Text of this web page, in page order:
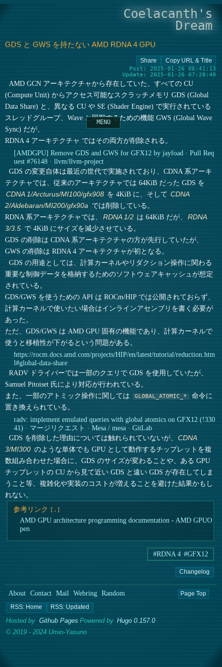
Coelacanth's
Dream
GDS と GWS を持たない AMD RDNA 4 GPU
Post: 2025-01-26 06:41:13
Update: 2025-01-26 07:28:40
AMD GCN アーキテクチャから存在していた、すべての CU
(Compute Unit) からアクセス可能なスクラッチメモリ GDS (Global
Data Share) と、異なる CU や SE (Shader Engine) で実行されている
スレッドグループ、Wave と同期するための機能 GWS (Global Wave
Sync) だが、
RDNA 4 アーキテクチャ ではその両方が削除される。
[AMDGPU] Remove GDS and GWS for GFX12 by jayfoad · Pull Req
uest #76148 · llvm/llvm-project
GDS の変更自体は最近の世代で実施されており、CDNA 系アーキ
テクチャでは、従来のアーキテクチャでは 64KiB だった GDS を
CDNA 1/Arcturus/MI100/gfx908 を 4KiB に、そして CDNA
2/Aldebaran/MI200/gfx90a では削除している。
RDNA 系アーキテクチャでは、
RDNA 1/2 は 64KiB だが、
RDNA
3/3.5 で 4KiB にサイズを減少させている。
GDS の削除は CDNA 系アーキテクチャの方が先行していたが、
GWS の削除は RDNA 4 アーキテクチャが初となる。
GDS の用途としては、計算カーネルやリダクション操作に関わる
重要な制御データを格納するためのソフトウェアキャッシュが想定
されている。
GDS/GWS を使うための API は ROCm/HIP では公開されておらず、
計算カーネルで使いたい場合はインラインアセンブリを書く必要が
あった。
ただ、GDS/GWS は AMD GPU 固有の機能であり、計算カーネルで
使うと移植性が下がるという問題がある。
https://rocm.docs.amd.com/projects/HIP/en/latest/tutorial/reduction.htm
l#global-data-share
RADV ドライバーでは一部のクエリで GDS を使用していたが、
Samuel Pitoiset 氏により対応が行われている。
また、一部のアトミック操作に関しては
GLOBAL_ATOMIC_*
命令に
置き換えられている。
radv: implement emulated queries with global atomics on GFX12 (!330
41) · マージリクエスト · Mesa / mesa · GitLab
GDS を削除した理由については触れられていないが、
CDNA
3/MI300 のような単体でも GPU として動作するチップレットを複
数組み合わせた場合に、GDS のサイズが変わることや、ある GPU
チップレットの CU から見て近い GDS と遠い GDS が存在してしま
うこと等、複雑化や実装のコストが増えることを避けた結果かもし
れない。
参考リンク
AMD GPU architecture programming documentation - AMD GPUO
pen
#RDNA 4 #GFX12
Changelog
About Contact Mail Webring Random Page Top
Hosted by Github Pages Powered by Hugo 0.157.0
© 2019 - 2024 Umio-Yasuno